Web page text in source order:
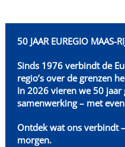
50 JAAR EUREGIO MAAS-
Sinds 1976 verbindt de
regio’s over de grenzen
In 2026 vieren we 50
samenwerking – met
Ontdek wat ons verbindt
morgen.